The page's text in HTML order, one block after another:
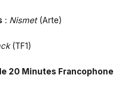
: Nismet(Arte)
(TF1)
20 Minutes